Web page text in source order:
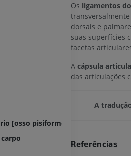
[osso pisiforme]
Os ligamentos
dorsais e
suas superfícies
facetas
Acápsula
das articulações
A
Referências